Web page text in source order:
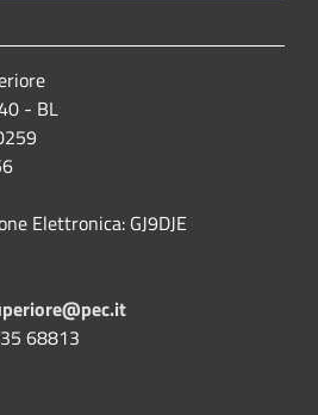
- BL
Elettronica: GJ9DJE
68813